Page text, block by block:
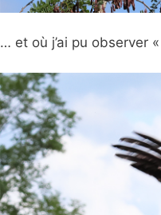
… et où j’ai pu observer